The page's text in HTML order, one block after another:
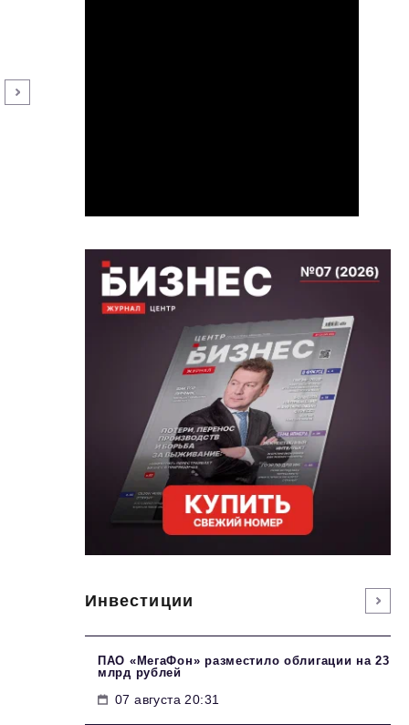
Инвестиции
ПАО «МегаФон» разместило облигации на 23
млрд рублей
07 августа 20:31